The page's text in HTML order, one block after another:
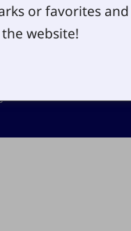
or favorites
website!